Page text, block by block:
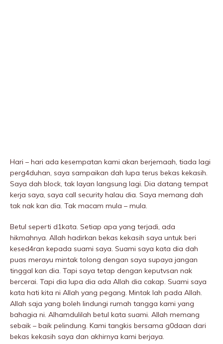
Hari – hari ada kesempatan kami akan berjemaah, tiada lagi
perg4duhan, saya sampaikan dah lupa terus bekas kekasih.
Saya dah bIock, tak layan langsung lagi. Dia datang tempat
kerja saya, saya call security halau dia. Saya memang dah
tak nak kan dia. Tak macam mula – mula.
Betul seperti d1kata. Setiap apa yang terjadi, ada
hikmahnya. Allah hadirkan bekas kekasih saya untuk beri
kesed4ran kepada suami saya. Suami saya kata dia dah
puas merayu mintak tolong dengan saya supaya jangan
tinggal kan dia. Tapi saya tetap dengan keputvsan nak
bercerai. Tapi dia lupa dia ada Allah dia cakap. Suami saya
kata hati kita ni Allah yang pegang. Mintak lah pada Allah.
Allah saja yang boleh Iindungi rumah tangga kami yang
bahagia ni. Alhamdulilah betul kata suami. Allah memang
sebaik – baik peIindung. Kami tangkis bersama g0daan dari
bekas kekasih saya dan akhirnya kami berjaya.